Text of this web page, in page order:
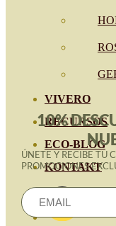
VIVERO
RECURSOS
ECO-BLOG
KONTAKT
10%
ÚNETE Y RECIBE TU
PROMOCIONES